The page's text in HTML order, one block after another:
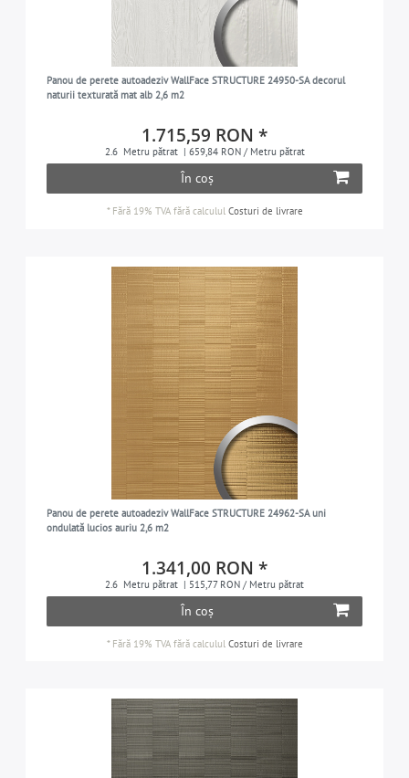
Panou de perete autoadeziv WallFace STRUCTURE 24950-SA decorul
naturii texturată mat alb 2,6 m2
1.715,59 RON *
2.6 Metru pătrat | 659,84 RON / Metru pătrat
În coș
* Fără 19% TVAfără calculul Costuri de livrare
Panou de perete autoadeziv WallFace STRUCTURE 24962-SA uni
ondulată lucios auriu 2,6 m2
1.341,00 RON *
2.6 Metru pătrat | 515,77 RON / Metru pătrat
În coș
* Fără 19% TVAfără calculul Costuri de livrare